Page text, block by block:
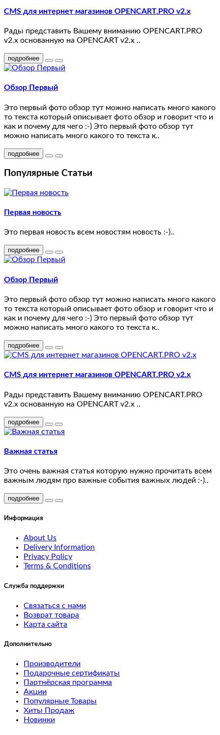
5
test
22
test
21
test
20
test
19
test
18
test
test
16
test
test
12
test
11
test
8
test
test
test
4
test
24
CMS для интернет магазинов OPENCART.PRO v2.x
Рады представить Вашему вниманию OPENCART.PRO
v2.x основанную на OPENCART v2.x ..
подробнее
Обзор Первый
Это первый фото обзор тут можно написать много какого
то текста который описывает фото обзор и говорит что и
как и почему для чего :-) Это первый фото обзор тут
можно написать много какого то текста к..
подробнее
Популярные Статьи
Первая новость
Это первая новость всем новостям новость :-)..
подробнее
Обзор Первый
Это первый фото обзор тут можно написать много какого
то текста который описывает фото обзор и говорит что и
как и почему для чего :-) Это первый фото обзор тут
можно написать много какого то текста к..
подробнее
CMS для интернет магазинов OPENCART.PRO v2.x
Рады представить Вашему вниманию OPENCART.PRO
v2.x основанную на OPENCART v2.x ..
подробнее
Важная статья
Это очень важная статья которую нужно прочитать всем
важным людям про важные события важных людей :-)..
подробнее
Информация
About Us
Delivery Information
Privacy Policy
Terms & Conditions
Служба поддержки
Связаться с нами
Возврат товара
Карта сайта
Дополнительно
Производители
Подарочные сертификаты
Партнёрская программа
Акции
Популярные Товары
Хиты Продаж
Новинки